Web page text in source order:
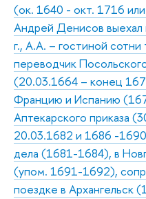
(ок. 1640 - окт. 1716
Андрей Денисов выехал
г., А.А. – гостиной сотни
переводчик
(20.03.1664 – конец
Францию и Испанию
Аптекарского приказа
20.03.1682 и 1686 -
дела (1681-1684), в
(упом. 1691-1692),
поездке в Архангельск